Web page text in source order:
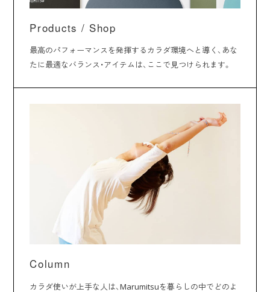
Products / Shop
最高のパフォーマンスを発揮するカラダ環境へと導く、あな
たに最適なバランス・アイテムは、ここで見つけられます。
Column
カラダ使いが上手な人は、Marumitsuを暮らしの中でどのよ